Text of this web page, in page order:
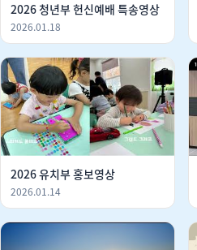
2026 청년부 헌신예배 특송영상
2026.01.18
2026 유치부 홍보영상
2026.01.14